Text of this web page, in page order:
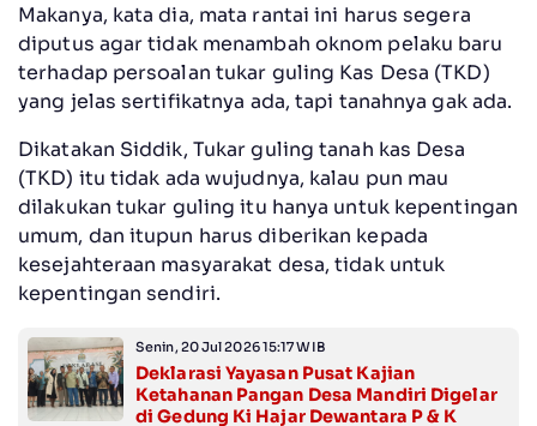
Makanya, kata dia, mata rantai ini harus segera
diputus agar tidak menambah oknom pelaku baru
terhadap persoalan tukar guling Kas Desa (TKD)
yang jelas sertifikatnya ada, tapi tanahnya gak ada.
Dikatakan Siddik, Tukar guling tanah kas Desa
(TKD) itu tidak ada wujudnya, kalau pun mau
dilakukan tukar guling itu hanya untuk kepentingan
umum, dan itupun harus diberikan kepada
kesejahteraan masyarakat desa, tidak untuk
kepentingan sendiri.
Senin, 20 Jul 2026 15:17 WIB
Deklarasi Yayasan Pusat Kajian
Ketahanan Pangan Desa Mandiri Digelar
di Gedung Ki Hajar Dewantara P & K